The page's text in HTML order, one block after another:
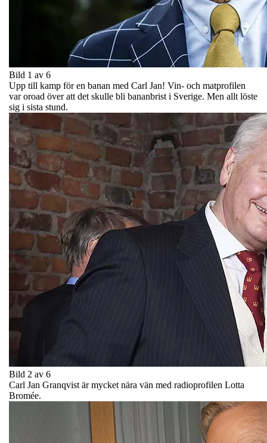
Bild 1 av 6
Upp till kamp för en banan med Carl Jan! Vin- och matprofilen
var oroad över att det skulle bli bananbrist i Sverige. Men allt löste
sig i sista stund.
Bild 2 av 6
Carl Jan Granqvist är mycket nära vän med radioprofilen Lotta
Bromée.